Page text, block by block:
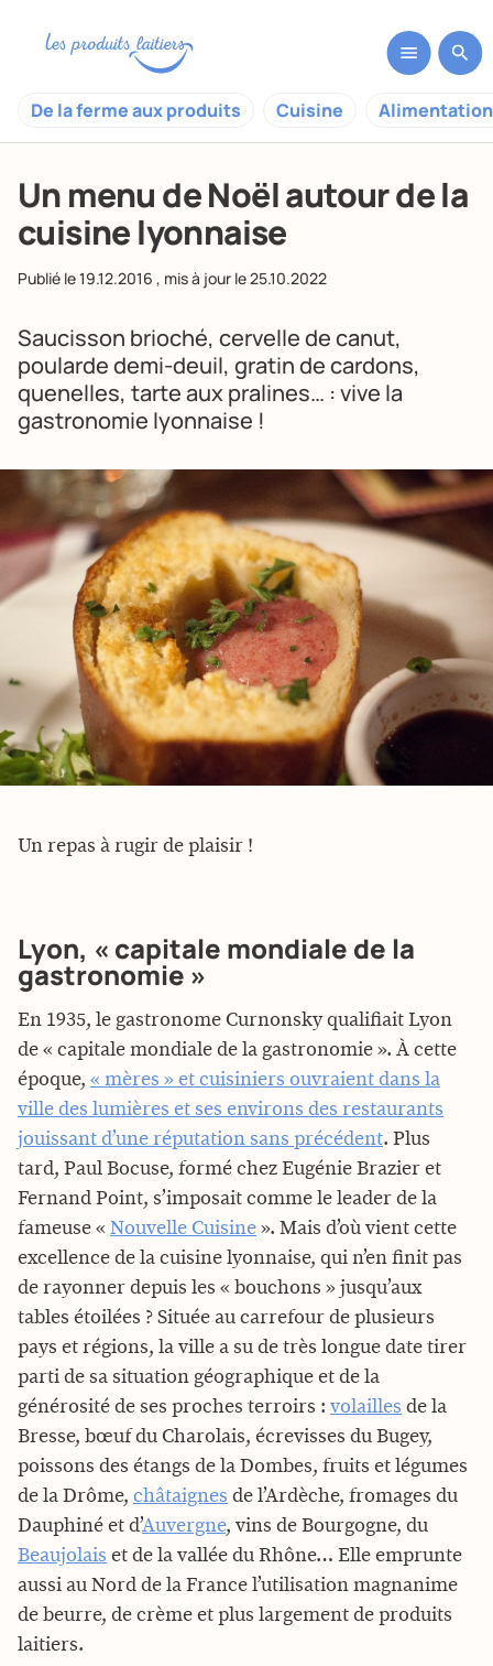
De la ferme aux produits Cuisine
Un menu de Noël autour de la
cuisine lyonnaise
Publié le19.12.2016 , mis à jour le25.10.2022
Saucisson brioché, cervelle de canut,
poularde demi-deuil, gratin de cardons,
quenelles, tarte aux pralines… : vive la
gastronomie lyonnaise !
Un repas à rugir de plaisir !
Lyon, « capitale mondiale de la
gastronomie »
En 1935, le gastronome Curnonsky qualifiait Lyon
de « capitale mondiale de la gastronomie ». À cette
époque, « mères » et cuisiniers ouvraient dans la
ville des lumières et ses environs des restaurants
jouissant d’une réputation sans précédent. Plus
tard, Paul Bocuse, formé chez Eugénie Brazier et
Fernand Point, s’imposait comme le leader de la
fameuse « Nouvelle Cuisine ». Mais d’où vient cette
excellence de la cuisine lyonnaise, qui n’en finit pas
de rayonner depuis les « bouchons » jusqu’aux
tables étoilées ? Située au carrefour de plusieurs
pays et régions, la ville a su de très longue date tirer
parti de sa situation géographique et de la
générosité de ses proches terroirs : volailles de la
Bresse, bœuf du Charolais, écrevisses du Bugey,
poissons des étangs de la Dombes, fruits et légumes
de la Drôme, châtaignes de l’Ardèche, fromages du
Dauphiné et d’Auvergne, vins de Bourgogne, du
Beaujolais et de la vallée du Rhône… Elle emprunte
aussi au Nord de la France l’utilisation magnanime
de beurre, de crème et plus largement de produits
laitiers.